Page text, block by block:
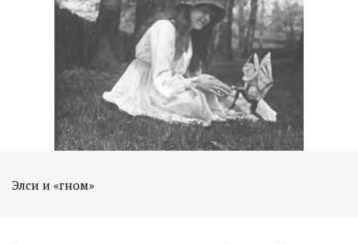
Элси и «гном»